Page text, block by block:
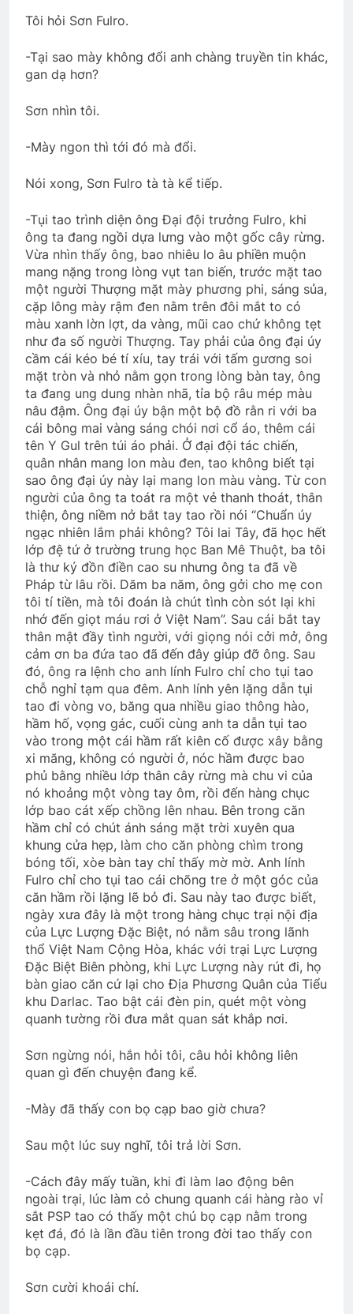
Tôi hỏi Sơn Fulro.
-Tại sao mày không đổi anh chàng truyền tin khác,
gan dạ hơn?
Sơn nhìn tôi.
-Mày ngon thì tới đó mà đổi.
Nói xong, Sơn Fulro tà tà kể tiếp.
-Tụi tao trình diện ông Đại đội trưởng Fulro, khi
ông ta đang ngồi dựa lưng vào một gốc cây rừng.
Vừa nhìn thấy ông, bao nhiêu lo âu phiền muộn
mang nặng trong lòng vụt tan biến, trước mặt tao
một người Thượng mặt mày phương phi, sáng sủa,
cặp lông mày rậm đen nằm trên đôi mắt to có
màu xanh lờn lợt, da vàng, mũi cao chứ không tẹt
như đa số người Thượng. Tay phải của ông đại úy
cầm cái kéo bé tí xíu, tay trái với tấm gương soi
mặt tròn và nhỏ nằm gọn trong lòng bàn tay, ông
ta đang ung dung nhàn nhã, tỉa bộ râu mép màu
nâu đậm. Ông đại úy bận một bộ đồ rằn ri với ba
cái bông mai vàng sáng chói nơi cổ áo, thêm cái
tên Y Gul trên túi áo phải. Ở đại đội tác chiến,
quân nhân mang lon màu đen, tao không biết tại
sao ông đại úy này lại mang lon màu vàng. Từ con
người của ông ta toát ra một vẻ thanh thoát, thân
thiện, ông niềm nở bắt tay tao rồi nói “Chuẩn úy
ngạc nhiên lắm phải không? Tôi lai Tây, đã học hết
lớp đệ tứ ở trường trung học Ban Mê Thuột, ba tôi
là thư ký đồn điền cao su nhưng ông ta đã về
Pháp từ lâu rồi. Dăm ba năm, ông gởi cho mẹ con
tôi tí tiền, mà tôi đoán là chút tình còn sót lại khi
nhớ đến giọt máu rơi ở Việt Nam”. Sau cái bắt tay
thân mật đầy tình người, với giọng nói cởi mở, ông
cảm ơn ba đứa tao đã đến đây giúp đỡ ông. Sau
đó, ông ra lệnh cho anh lính Fulro chỉ cho tụi tao
chỗ nghỉ tạm qua đêm. Anh lính yên lặng dẫn tụi
tao đi vòng vo, băng qua nhiều giao thông hào,
hầm hố, vọng gác, cuối cùng anh ta dẫn tụi tao
vào trong một cái hầm rất kiên cố được xây bằng
xi măng, không có người ở, nóc hầm được bao
phủ bằng nhiều lớp thân cây rừng mà chu vi của
nó khoảng một vòng tay ôm, rồi đến hàng chục
lớp bao cát xếp chồng lên nhau. Bên trong căn
hầm chỉ có chút ánh sáng mặt trời xuyên qua
khung cửa hẹp, làm cho căn phòng chìm trong
bóng tối, xòe bàn tay chỉ thấy mờ mờ. Anh lính
Fulro chỉ cho tụi tao cái chõng tre ở một góc của
căn hầm rồi lặng lẽ bỏ đi. Sau này tao được biết,
ngày xưa đây là một trong hàng chục trại nội địa
của Lực Lượng Đặc Biệt, nó nằm sâu trong lãnh
thổ Việt Nam Cộng Hòa, khác với trại Lực Lượng
Đặc Biệt Biên phòng, khi Lực Lượng này rút đi, họ
bàn giao căn cứ lại cho Địa Phương Quân của Tiểu
khu Darlac. Tao bật cái đèn pin, quét một vòng
quanh tường rồi đưa mắt quan sát khắp nơi.
Sơn ngừng nói, hắn hỏi tôi, câu hỏi không liên
quan gì đến chuyện đang kể.
-Mày đã thấy con bọ cạp bao giờ chưa?
Sau một lúc suy nghĩ, tôi trả lời Sơn.
-Cách đây mấy tuần, khi đi làm lao động bên
ngoài trại, lúc làm cỏ chung quanh cái hàng rào vỉ
sắt PSP tao có thấy một chú bọ cạp nằm trong
kẹt đá, đó là lần đầu tiên trong đời tao thấy con
bọ cạp.
Sơn cười khoái chí.